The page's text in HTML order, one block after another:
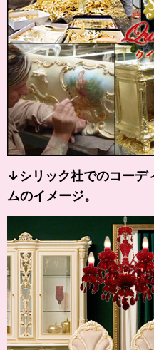
↓シリック社でのコー
ムのイメージ。